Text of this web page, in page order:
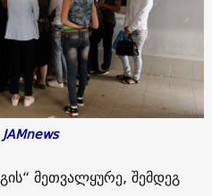
მეთვალყურე, შემდეგ